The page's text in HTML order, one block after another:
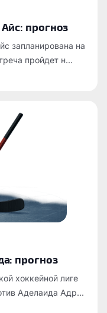
прогноз
запланирована на
пройдет н...
прогноз
хоккейной лиге
Аделаида Адр...